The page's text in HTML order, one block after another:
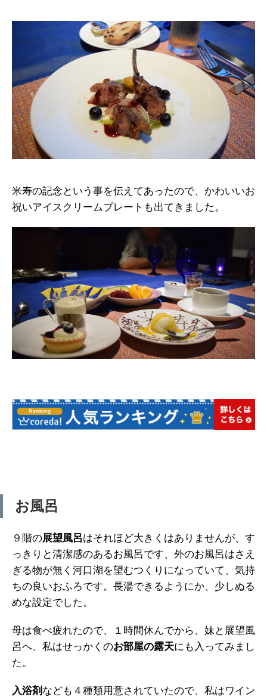
米寿の記念という事を伝えてあったので、かわいいお
祝いアイスクリームプレートも出てきました。
お風呂
９階の展望風呂はそれほど大きくはありませんが、す
っきりと清潔感のあるお風呂です、外のお風呂はさえ
ぎる物が無く河口湖を望むつくりになっていて、気持
ちの良いおふろです。長湯できるようにか、少しぬる
めな設定でした。
母は食べ疲れたので、１時間休んでから、妹と展望風
呂へ、私はせっかくのお部屋の露天にも入ってみまし
た。
入浴剤 なども４種類用意されていたので、私はワイン